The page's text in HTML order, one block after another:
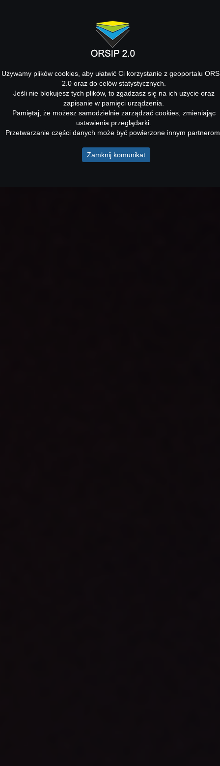
Używamy plików cookies, aby ułatwić Ci korzystanie z geoportalu
2.0 oraz do celów statystycznych.
Jeśli nie blokujesz tych plików, to zgadzasz się na ich użycie oraz
zapisanie w pamięci urządzenia.
Pamiętaj, że możesz samodzielnie zarządzać cookies, zmieniając
ustawienia przeglądarki.
Przetwarzanie części danych może być powierzone innym
Zamknij komunikat